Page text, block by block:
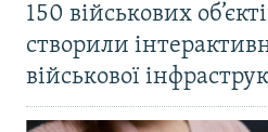
150 військових
створили
військової